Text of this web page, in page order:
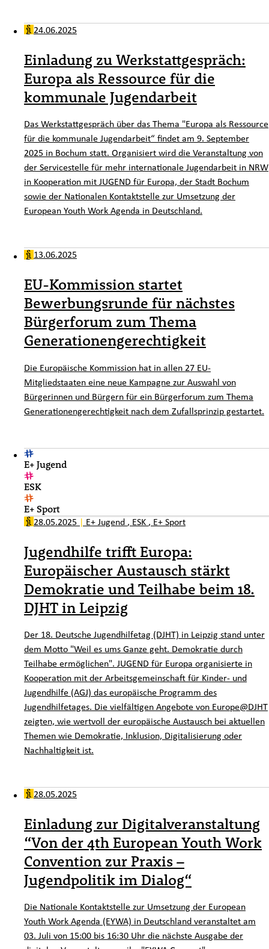
24.06.2025
Einladung zu Werkstattgespräch:
Europa als Ressource für die
kommunale Jugendarbeit
Das Werkstattgespräch über das Thema "Europa als Ressource
für die kommunale Jugendarbeit“ findet am 9. September
2025 in Bochum statt. Organisiert wird die Veranstaltung von
der Servicestelle für mehr internationale Jugendarbeit in NRW
in Kooperation mit JUGEND für Europa, der Stadt Bochum
sowie der Nationalen Kontaktstelle zur Umsetzung der
European Youth Work Agenda in Deutschland.
13.06.2025
EU-Kommission startet
Bewerbungsrunde für nächstes
Bürgerforum zum Thema
Generationengerechtigkeit
Die Europäische Kommission hat in allen 27 EU-
Mitgliedstaaten eine neue Kampagne zur Auswahl von
Bürgerinnen und Bürgern für ein Bürgerforum zum Thema
Generationengerechtigkeit nach dem Zufallsprinzip gestartet.
E+ Jugend
ESK
E+ Sport
28.05.2025 | E+ Jugend , ESK , E+ Sport
Jugendhilfe trifft Europa:
Europäischer Austausch stärkt
Demokratie und Teilhabe beim 18.
DJHT in Leipzig
Der 18. Deutsche Jugendhilfetag (DJHT) in Leipzig stand unter
dem Motto "Weil es ums Ganze geht. Demokratie durch
Teilhabe ermöglichen". JUGEND für Europa organisierte in
Kooperation mit der Arbeitsgemeinschaft für Kinder- und
Jugendhilfe (AGJ) das europäische Programm des
Jugendhilfetages. Die vielfältigen Angebote von Europe@DJHT
zeigten, wie wertvoll der europäische Austausch bei aktuellen
Themen wie Demokratie, Inklusion, Digitalisierung oder
Nachhaltigkeit ist.
28.05.2025
Einladung zur Digitalveranstaltung
“Von der 4th European Youth Work
Convention zur Praxis –
Jugendpolitik im Dialog“
Die Nationale Kontaktstelle zur Umsetzung der European
Youth Work Agenda (EYWA) in Deutschland veranstaltet am
03. Juli von 15:00 bis 16:30 Uhr die nächste Ausgabe der